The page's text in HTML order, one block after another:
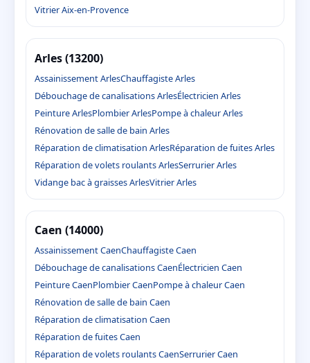
Vitrier Aix-en-Provence
Arles (13200)
Assainissement ArlesChauffagiste Arles
Débouchage de canalisations ArlesÉlectricien Arles
Peinture ArlesPlombier ArlesPompe à chaleur Arles
Rénovation de salle de bain Arles
Réparation de climatisation ArlesRéparation de fuites Arles
Réparation de volets roulants ArlesSerrurier Arles
Vidange bac à graisses ArlesVitrier Arles
Caen (14000)
Assainissement CaenChauffagiste Caen
Débouchage de canalisations CaenÉlectricien Caen
Peinture CaenPlombier CaenPompe à chaleur Caen
Rénovation de salle de bain Caen
Réparation de climatisation Caen
Réparation de fuites Caen
Réparation de volets roulants CaenSerrurier Caen